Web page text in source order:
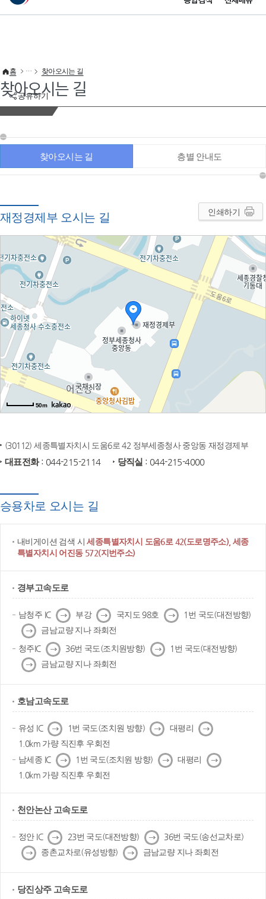
이 누리집은 대한민국 공식 전자정부 누리집입니다.
공유하기
홈 찾아오시는 길
찾아오시는 길
찾아오시는 길 층별 안내도
재정경제부 오시는 길 인쇄하기
50m
(30112) 세종특별자치시 도움6로 42 정부세종청사 중앙동 재정경제부
대표전화: 044-215-2114 당직실 : 044-215-4000
승용차로 오시는 길
내비게이션 검색 시세종특별자치시 도움6로 42(도로명주소), 세종
특별자치시 어진동 572(지번주소)
경부고속도로
남청주 IC 다
음
부강 다
음
국지도 98호 다
음
1번 국도(대전방향)
다
음
금남교량 지나 좌회전
청주IC 다
음
36번 국도(조치원방향) 다
음
1번 국도(대전방향)
다
음
금남교량 지나 좌회전
호남고속도로
유성 IC 다
음
1번 국도(조치원 방향) 다
음
대평리 다
음
1.0km 가량 직진후 우회전
남세종 IC 다
음
1번 국도(조치원 방향) 다
음
대평리
다
음
1.0km 가량 직진후 우회전
천안논산 고속도로
정안 IC 다
음
23번 국도(대전방향) 다
음
36번 국도(송선교차로)
다
음
종촌교차로(유성방향) 다
음
금남교량 지나 좌회전
당진상주 고속도로